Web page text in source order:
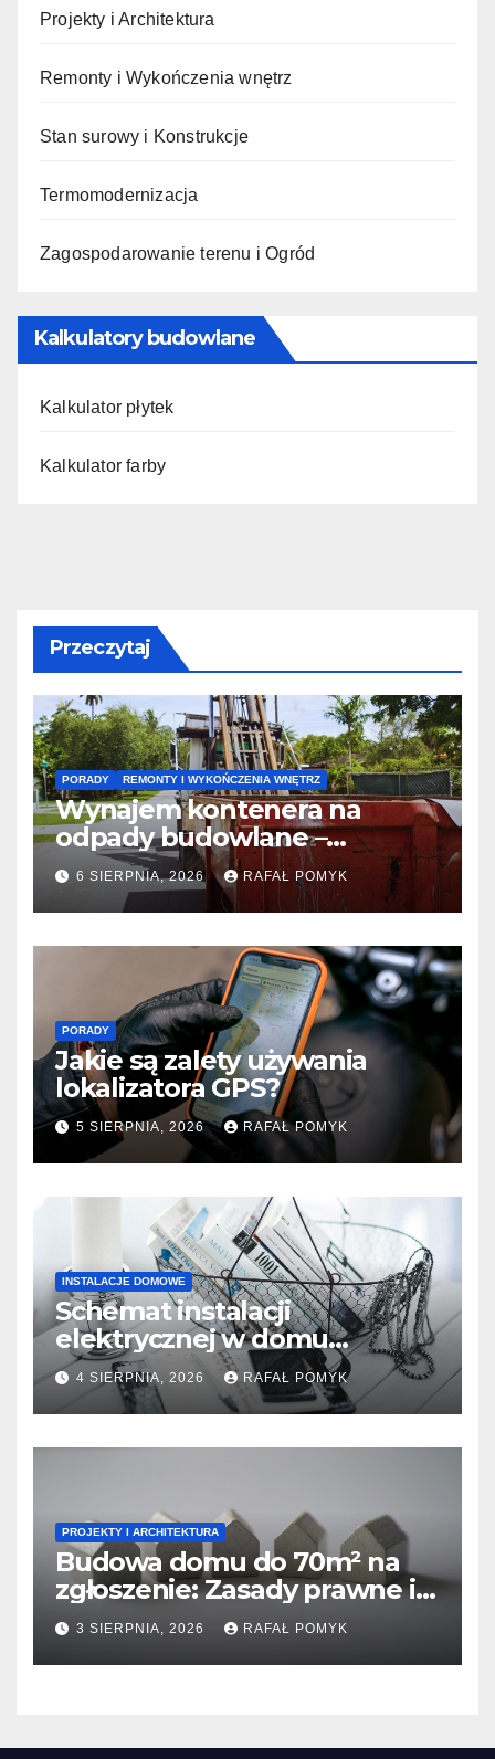
Projekty i Architektura
Remonty i Wykończenia wnętrz
Stan surowy i Konstrukcje
Termomodernizacja
Zagospodarowanie terenu i Ogród
Kalkulatory budowlane
Kalkulator płytek
Kalkulator farby
Przeczytaj
PORADY REMONTY I WYKOŃCZENIA WNĘTRZ
Wynajem kontenera na
odpady budowlane –
praktyczny przewodnik dla
zlecającego remont
6 SIERPNIA, 2026 RAFAŁ POMYK
PORADY
Jakie są zalety używania
lokalizatora GPS?
5 SIERPNIA, 2026 RAFAŁ POMYK
INSTALACJE DOMOWE
Schemat instalacji
elektrycznej w domu
jednorodzinnym: Co musi
wiedzieć inwestor o projekcie
i uziemieniu.
4 SIERPNIA, 2026 RAFAŁ POMYK
PROJEKTY I ARCHITEKTURA
Budowa domu do 70m² na
zgłoszenie: Zasady prawne i
co musisz wiedzieć o
nadzorze kierownika
budowy.
3 SIERPNIA, 2026 RAFAŁ POMYK